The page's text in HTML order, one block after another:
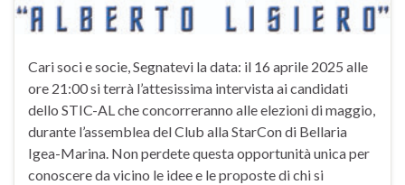
Cari soci e socie, Segnatevi la data: il 16 aprile 2025 alle
ore 21:00 si terrà l’attesissima intervista ai candidati
dello STIC-AL che concorreranno alle elezioni di maggio,
durante l’assemblea del Club alla StarCon di Bellaria
Igea-Marina. Non perdete questa opportunità unica per
conoscere da vicino le idee e le proposte di chi si